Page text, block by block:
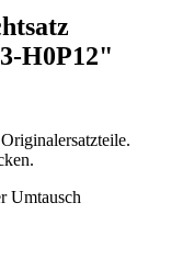
H0P12"
Umtausch